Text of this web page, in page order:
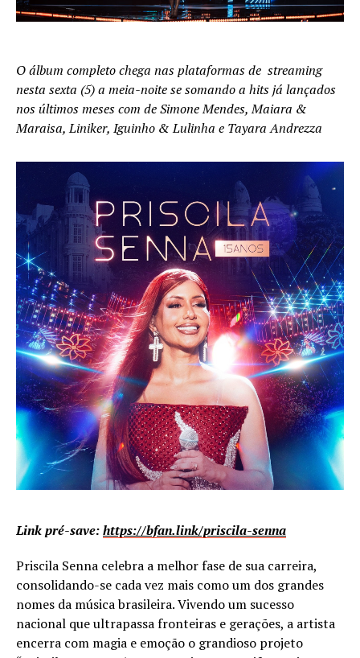
O álbum completo chega nas plataformas de streaming
nesta sexta (5) a meia-noite se somando a hits já lançados
nos últimos meses com de Simone Mendes, Maiara &
Maraisa, Liniker, Iguinho & Lulinha e Tayara Andrezza
Link pré-save:https://bfan.link/priscila-senna
Priscila Senna celebra a melhor fase de sua carreira,
consolidando-se cada vez mais como um dos grandes
nomes da música brasileira. Vivendo um sucesso
nacional que ultrapassa fronteiras e gerações, a artista
encerra com magia e emoção o grandioso projeto